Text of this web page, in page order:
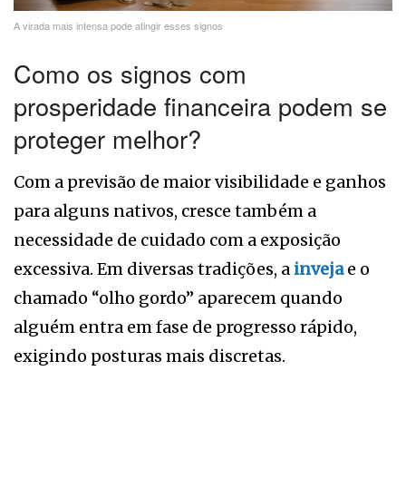
A virada mais intensa pode atingir esses signos
Como os signos com
prosperidade financeira podem se
proteger melhor?
Com a previsão de maior visibilidade e ganhos
para alguns nativos, cresce também a
necessidade de cuidado com a exposição
excessiva. Em diversas tradições, a inveja e o
chamado “olho gordo” aparecem quando
alguém entra em fase de progresso rápido,
exigindo posturas mais discretas.